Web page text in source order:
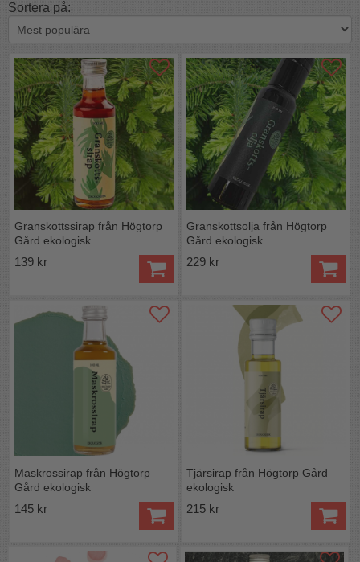
Sortera på:
Granskottssirap från Högtorp
Gård ekologisk
139 kr
Granskottsolja från Högtorp
Gård ekologisk
229 kr
Maskrossirap från Högtorp
Gård ekologisk
145 kr
Tjärsirap från Högtorp Gård
ekologisk
215 kr